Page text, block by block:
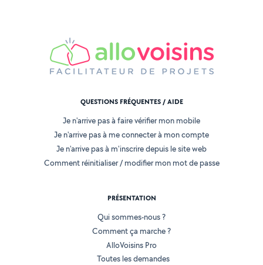
QUESTIONS FRÉQUENTES / AIDE
Je n'arrive pas à faire vérifier mon mobile
Je n'arrive pas à me connecter à mon compte
Je n'arrive pas à m'inscrire depuis le site web
Comment réinitialiser / modifier mon mot de passe
PRÉSENTATION
Qui sommes-nous ?
Comment ça marche ?
AlloVoisins Pro
Toutes les demandes